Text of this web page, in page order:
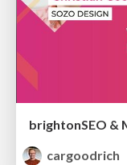
cargoodrich